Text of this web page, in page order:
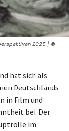
2025 | ©
hat sich als
Deutschlands
in Film und
bei. Der
im